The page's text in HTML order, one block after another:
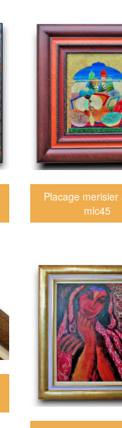
Placage merisier
mlc45